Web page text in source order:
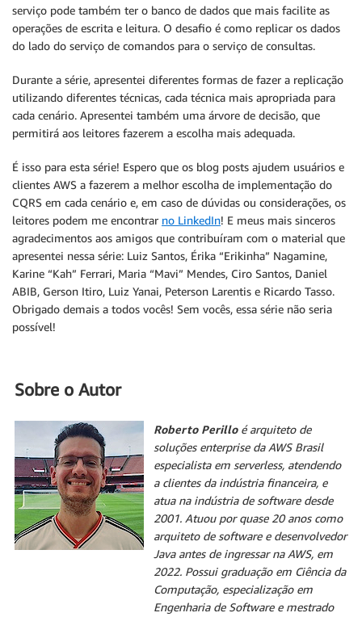
serviço pode também ter o banco de dados que mais facilite as
operações de escrita e leitura. O desafio é como replicar os dados
do lado do serviço de comandos para o serviço de consultas.
Durante a série, apresentei diferentes formas de fazer a replicação
utilizando diferentes técnicas, cada técnica mais apropriada para
cada cenário. Apresentei também uma árvore de decisão, que
permitirá aos leitores fazerem a escolha mais adequada.
É isso para esta série! Espero que os blog posts ajudem usuários e
clientes AWS a fazerem a melhor escolha de implementação do
CQRS em cada cenário e, em caso de dúvidas ou considerações, os
leitores podem me encontrar no LinkedIn! E meus mais sinceros
agradecimentos aos amigos que contribuíram com o material que
apresentei nessa série: Luiz Santos, Érika “Erikinha” Nagamine,
Karine “Kah” Ferrari, Maria “Mavi” Mendes, Ciro Santos, Daniel
ABIB, Gerson Itiro, Luiz Yanai, Peterson Larentis e Ricardo Tasso.
Obrigado demais a todos vocês! Sem vocês, essa série não seria
possível!
Sobre o Autor
Roberto Perilloé arquiteto de
soluções enterprise da AWS Brasil
especialista em serverless, atendendo
a clientes da indústria financeira, e
atua na indústria de software desde
2001. Atuou por quase 20 anos como
arquiteto de software e desenvolvedor
Java antes de ingressar na AWS, em
2022. Possui graduação em Ciência da
Computação, especialização em
Engenharia de Software e mestrado